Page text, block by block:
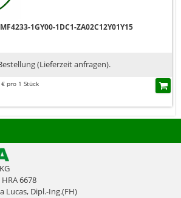
1GY00-1DC1-ZA02C12Y01Y15
(Lieferzeit anfragen).
pro 1 Stück
6678
Lucas, Dipl.-Ing.(FH)